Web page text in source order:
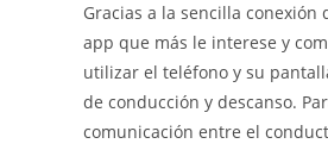
Gracias a la sencilla
app que más le interese y
utilizar el teléfono y su
de conducción y descanso.
comunicación entre el